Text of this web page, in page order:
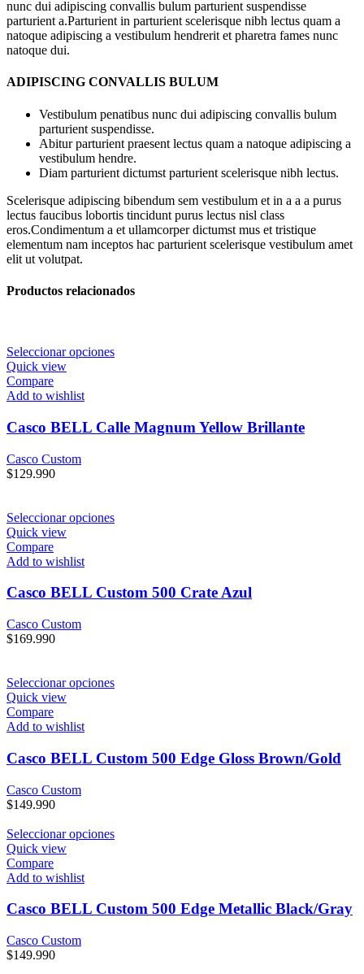
nunc dui adipiscing convallis bulum parturient suspendisse
parturient a.Parturient in parturient scelerisque nibh lectus quam a
natoque adipiscing a vestibulum hendrerit et pharetra fames nunc
natoque dui.
ADIPISCING CONVALLIS BULUM
Vestibulum penatibus nunc dui adipiscing convallis bulum
parturient suspendisse.
Abitur parturient praesent lectus quam a natoque adipiscing a
vestibulum hendre.
Diam parturient dictumst parturient scelerisque nibh lectus.
Scelerisque adipiscing bibendum sem vestibulum et in a a a purus
lectus faucibus lobortis tincidunt purus lectus nisl class
eros.Condimentum a et ullamcorper dictumst mus et tristique
elementum nam inceptos hac parturient scelerisque vestibulum amet
elit ut volutpat.
Productos relacionados
Seleccionar opciones
Quick view
Compare
Add to wishlist
Casco BELL Calle Magnum Yellow Brillante
Casco Custom
$129.990
Seleccionar opciones
Quick view
Compare
Add to wishlist
Casco BELL Custom 500 Crate Azul
Casco Custom
$169.990
Seleccionar opciones
Quick view
Compare
Add to wishlist
Casco BELL Custom 500 Edge Gloss Brown/Gold
Casco Custom
$149.990
Seleccionar opciones
Quick view
Compare
Add to wishlist
Casco BELL Custom 500 Edge Metallic Black/Gray
Casco Custom
$149.990